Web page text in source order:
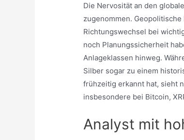
Die Nervosität an den
zugenommen.
Richtungswechsel bei
noch Planungssicherheit
Anlageklassen hinweg.
Silber sogar zu einem
frühzeitig erkannt hat, sieht
insbesondere bei Bitcoin,
Analyst mit